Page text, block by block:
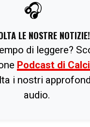
🎧
LE NOSTRE NOTIZIE!
di leggere?
Podcast di
i nostri
audio.